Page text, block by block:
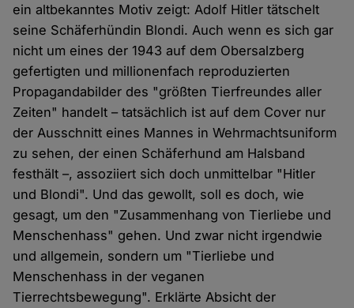
ein altbekanntes Motiv zeigt: Adolf Hitler tätschelt
seine Schäferhündin Blondi. Auch wenn es sich gar
nicht um eines der 1943 auf dem Obersalzberg
gefertigten und millionenfach reproduzierten
Propagandabilder des "größten Tierfreundes aller
Zeiten" handelt – tatsächlich ist auf dem Cover nur
der Ausschnitt eines Mannes in Wehrmachtsuniform
zu sehen, der einen Schäferhund am Halsband
festhält –, assoziiert sich doch unmittelbar "Hitler
und Blondi". Und das gewollt, soll es doch, wie
gesagt, um den "Zusammenhang von Tierliebe und
Menschenhass" gehen. Und zwar nicht irgendwie
und allgemein, sondern um "Tierliebe und
Menschenhass in der veganen
Tierrechtsbewegung". Erklärte Absicht der